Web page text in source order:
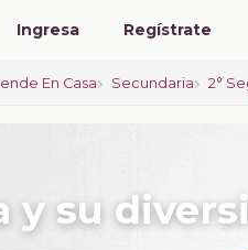
Ingresa Regístrate
En Casa Secundaria 2°
y su